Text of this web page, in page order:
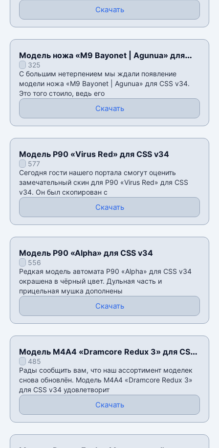
Скачать
Модель ножа «M9 Bayonet | Agunua» для
CSS v34
325
С большим нетерпением мы ждали появление
модели ножа «M9 Bayonet | Agunua» для CSS v34.
Это того стоило, ведь его
Скачать
Модель P90 «Virus Red» для CSS v34
577
Сегодня гости нашего портала смогут оценить
замечательный скин для P90 «Virus Red» для CSS
v34. Он был скопирован с
Скачать
Модель P90 «Alpha» для CSS v34
556
Редкая модель автомата P90 «Alpha» для CSS v34
окрашена в чëрный цвет. Дульная часть и
прицельная мушка дополнены
Скачать
Модель М4А4 «Dramcore Redux 3» для CSS
v34485
Рады сообщить вам, что наш ассортимент моделек
снова обновлён. Модель М4А4 «Dramcore Redux 3»
для CSS v34 удовлетворит
Скачать